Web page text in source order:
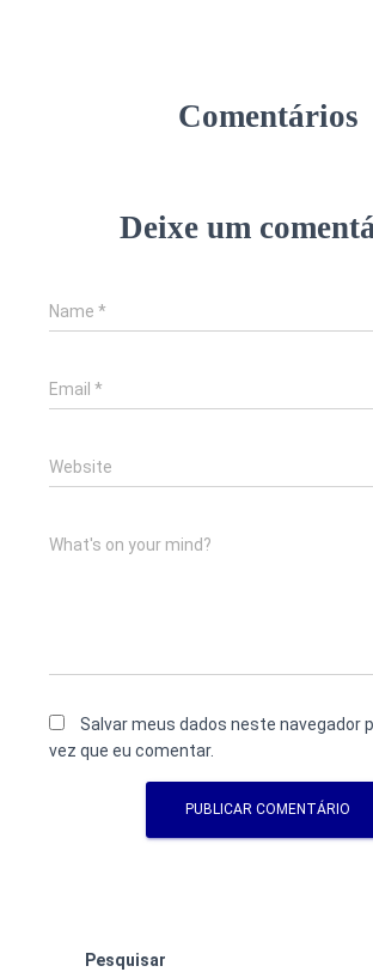
Comentários
Deixe um
Name *
Email *
Website
What's on your mind?
Salvar meus dados neste navegador
vez que eu comentar.
Pesquisar